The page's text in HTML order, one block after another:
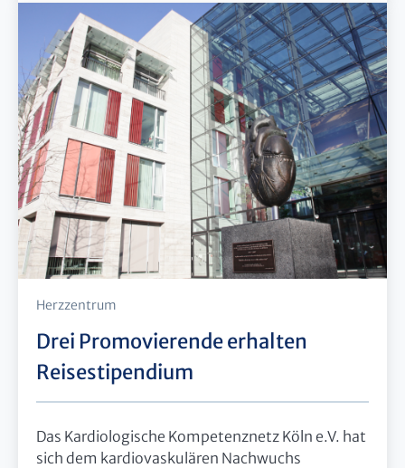
Herzzentrum
Drei Promovierende erhalten
Reisestipendium
Das Kardiologische Kompetenznetz Köln e.V. hat
sich dem kardiovaskulären Nachwuchs